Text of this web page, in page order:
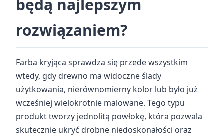
rozwiązaniem?
Farba kryjąca sprawdza się przede wszystkim
wtedy, gdy drewno ma widoczne ślady
użytkowania, nierównomierny kolor lub było już
wcześniej wielokrotnie malowane. Tego typu
produkt tworzy jednolitą powłokę, która pozwala
skutecznie ukryć drobne niedoskonałości oraz